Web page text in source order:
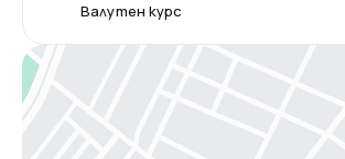
Валутен курс